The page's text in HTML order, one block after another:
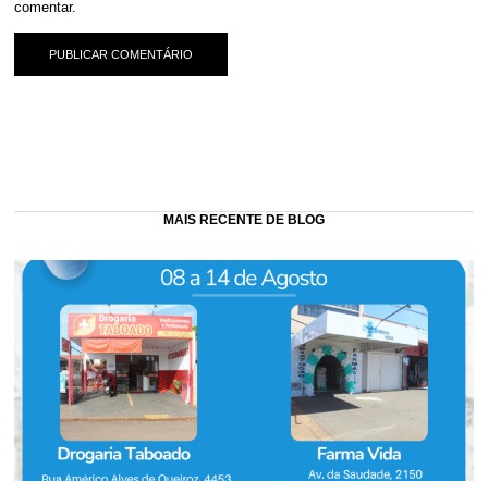
comentar.
MAIS RECENTE DE BLOG